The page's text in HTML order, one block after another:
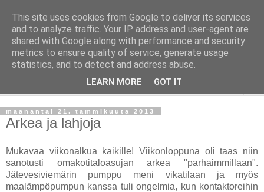
Taloja ja Toiveita
[ Sisustaa ] [ Remontoi ] [ Tuunaa ] [ Haaveilee ] [ Reissaa ]
maanantai 21. tammikuuta 2013
Arkea ja lahjoja
Mukavaa viikonalkua kaikille! Viikonloppuna oli taas niin
sanotusti omakotitaloasujan arkea "parhaimmillaan".
Jätevesiviemärin pumppu meni vikatilaan ja myös
maalämpöpumpun kanssa tuli ongelmia, kun kontaktoreihin
This site uses cookies from Google to deliver its services
and to analyze traffic. Your IP address and user-agent are
shared with Google along with performance and security
metrics to ensure quality of service, generate usage
statistics, and to detect and address abuse.
LEARN MORE GOT IT